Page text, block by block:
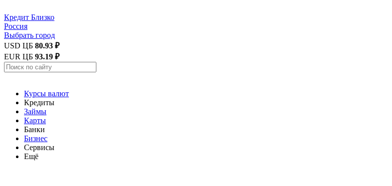
Кредит Близко
Россия
Выбрать город
USD ЦБ 80.93 ₽
EUR ЦБ 93.19 ₽
Курсы валют
Кредиты
Займы
Карты
Банки
Бизнес
Сервисы
Ещё